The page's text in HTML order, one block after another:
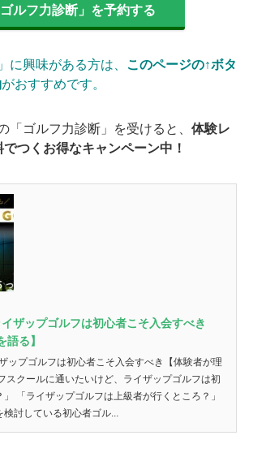
ゴルフ力診断」を予約する
に興味がある方は、
このページの↑ボタ
がおすすめです。
「ゴルフ力診断」を受けると、 体験レ
つくお得なキャンペーン中！
イザップゴルフは初心者こそ入会すべき
語る】
ップゴルフは初心者こそ入会すべき【体験者が理
スクールに通いたいけど、ライザップゴルフは初
「ライザップゴルフは上級者が行くところ？」
検討している初心者ゴル...